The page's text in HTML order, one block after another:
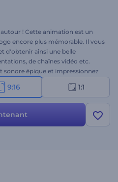
! Cette animation est un
encore plus mémorable. Il vous
d'obtenir ainsi une belle
de chaînes vidéo etc.
sonore épique et impressionnez
ce modèle dès maintenant !
9:16 1:1